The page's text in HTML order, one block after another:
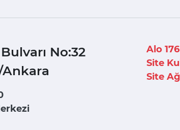
No:32
Alo
Site
Site